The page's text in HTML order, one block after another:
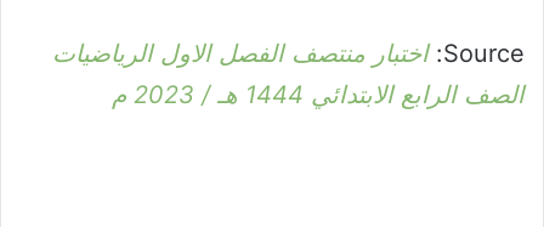
Source: اختبار منتصف الفصل الاول الرياضيات
الصف الرابع الابتدائي 1444 هـ / 2023 م